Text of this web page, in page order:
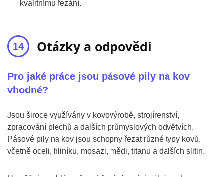
kvalitnímu řezání.
Otázky a odpovědi
Pro jaké práce jsou pásové pily na kov
vhodné?
Jsou široce využívány v kovovýrobě, strojírenství,
zpracování plechů a dalších průmyslových odvětvích.
Pásové pily na kov jsou schopny řezat různé typy kovů,
včetně oceli, hliníku, mosazi, mědi, titanu a dalších slitin.